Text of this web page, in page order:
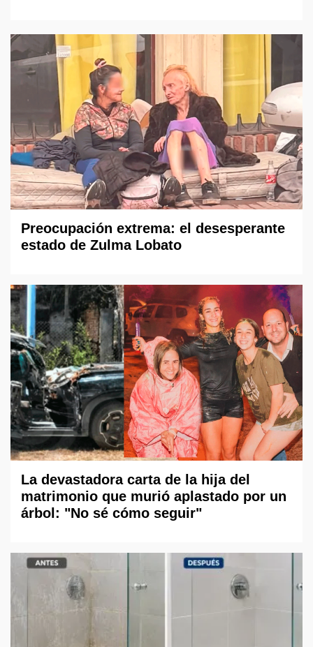
Preocupación extrema: el desesperante
estado de Zulma Lobato
La devastadora carta de la hija del
matrimonio que murió aplastado por un
árbol: "No sé cómo seguir"